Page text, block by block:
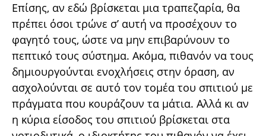
Επίσης, αν εδώ βρίσκεται μια τραπεζαρία, θα
πρέπει όσοι τρώνε σ’ αυτή να προσέχουν το
φαγητό τους, ώστε να μην επιβαρύνουν το
πεπτικό τους σύστημα. Ακόμα, πιθανόν να τους
δημιουργούνται ενοχλήσεις στην όραση, αν
ασχολούνται σε αυτό τον τομέα του σπιτιού με
πράγματα που κουράζουν τα μάτια. Αλλά κι αν
η κύρια είσοδος του σπιτιού βρίσκεται στα